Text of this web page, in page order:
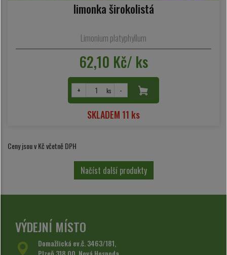
limonka širokolistá
Limonium platyphyllum
62,10 Kč/ ks
+ ks -
SKLADEM 11 ks
Ceny jsou v Kč včetně DPH
Načíst další produkty
VÝDEJNÍ MÍSTO
Domažlická ev.č. 3463/181,